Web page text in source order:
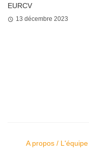
EURCV
13 décembre 2023
A propos / L'équipe